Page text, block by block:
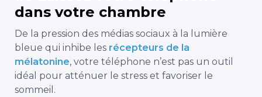
dans votre chambre
De la pression des médias sociaux à la lumière
bleue qui inhibe les récepteurs de la
mélatonine, votre téléphone n’est pas un outil
idéal pour atténuer le stress et favoriser le
sommeil.